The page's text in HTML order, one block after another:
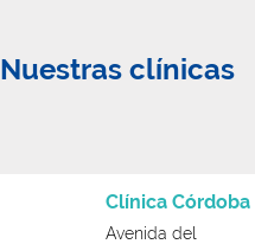
Nuestras clínicas
Clínica Córdoba
Avenida del